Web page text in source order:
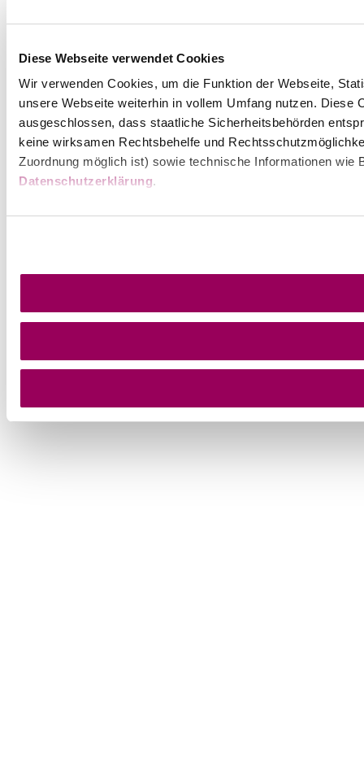
Diese Webseite verwendet Cookies
Wir verwenden Cookies, um die Funktion der Webseite,
unsere Webseite weiterhin in vollem Umfang nutzen.
ausgeschlossen, dass staatliche Sicherheitsbehörden
keine wirksamen Rechtsbehelfe und
Zuordnung möglich ist) sowie technische Informationen
Datenschutzerklärung.